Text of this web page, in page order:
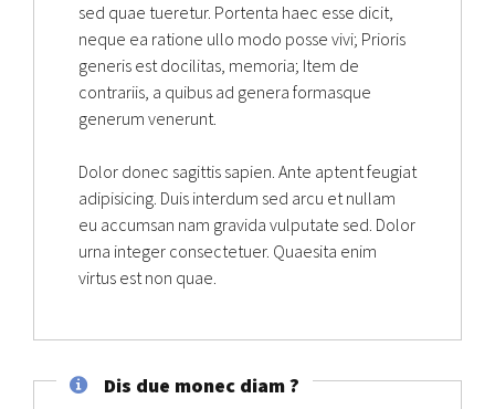
sed quae tueretur. Portenta haec esse dicit,
neque ea ratione ullo modo posse vivi; Prioris
generis est docilitas, memoria; Item de
contrariis, a quibus ad genera formasque
generum venerunt.
Dolor donec sagittis sapien. Ante aptent feugiat
adipisicing. Duis interdum sed arcu et nullam
eu accumsan nam gravida vulputate sed. Dolor
urna integer consectetuer. Quaesita enim
virtus est non quae.
Dis due monec diam ?